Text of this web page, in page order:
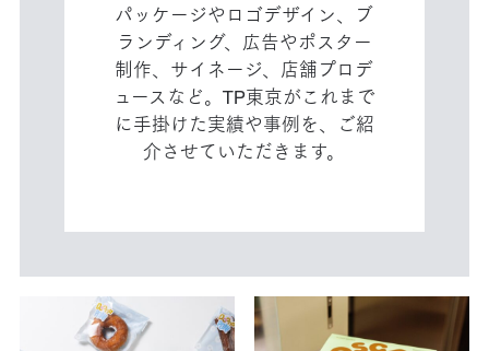
パッケージやロゴデザイン、ブ
ランディング、広告やポスター
制作、サイネージ、店舗プロデ
ュースなど。TP東京がこれまで
に手掛けた実績や事例を、ご紹
介させていただきます。